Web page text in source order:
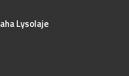
Lysolaje